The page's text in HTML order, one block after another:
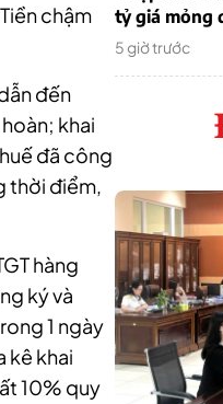
chậm
đến
khai
đã công
thời điểm,
hàng
ký và
1 ngày
kê khai
10% quy
tỷ giá mỏng
5 giờ trước